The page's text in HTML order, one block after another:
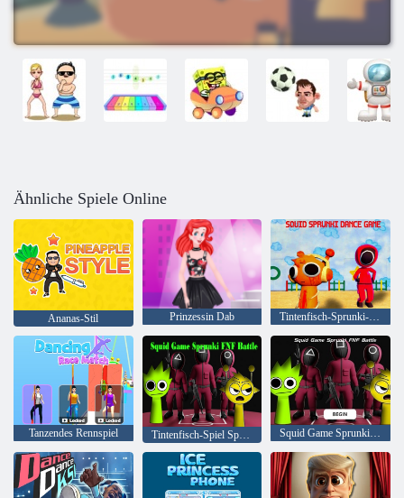
Ähnliche Spiele Online
Ananas-Stil Prinzessin Dab Tintenfisch-Sprunki-Tanzspiel
Tanzendes Rennspiel Tintenfisch-Spiel Sprunki FNF Battle Squid Game Sprunki FNF Schlacht